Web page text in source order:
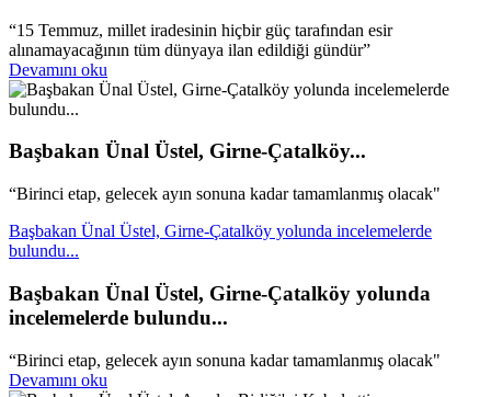
“15 Temmuz, millet iradesinin hiçbir güç tarafından esir
alınamayacağının tüm dünyaya ilan edildiği gündür”
Devamını oku
Başbakan Ünal Üstel, Girne-Çatalköy...
“Birinci etap, gelecek ayın sonuna kadar tamamlanmış olacak"
Başbakan Ünal Üstel, Girne-Çatalköy yolunda incelemelerde
bulundu...
Başbakan Ünal Üstel, Girne-Çatalköy yolunda
incelemelerde bulundu...
“Birinci etap, gelecek ayın sonuna kadar tamamlanmış olacak"
Devamını oku